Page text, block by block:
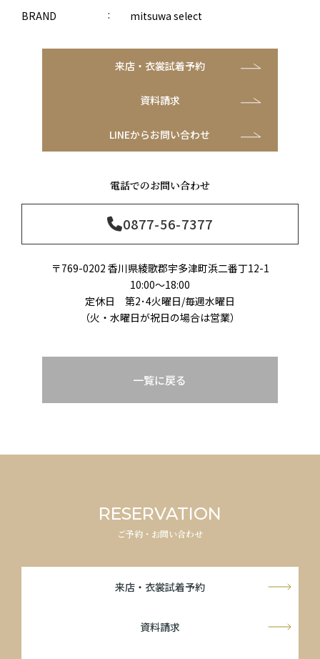
BRAND mitsuwa select
来店・衣裳試着予約
資料請求
LINEからお問い合わせ
電話でのお問い合わせ
0877-56-7377
〒769-0202 香川県綾歌郡宇多津町浜二番丁12-1
10:00～18:00
定休日 第2･4火曜日/毎週水曜日
（火・水曜日が祝日の場合は営業）
一覧に戻る
RESERVATION
ご予約・お問い合わせ
来店・衣裳試着予約
資料請求